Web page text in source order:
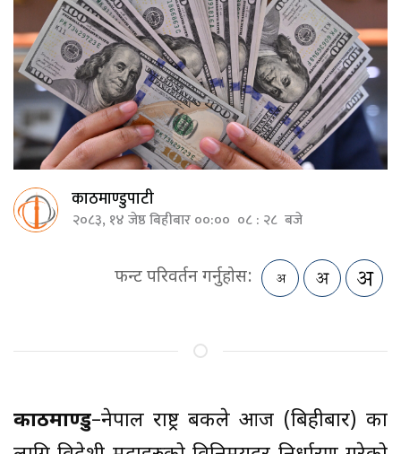
काठमाण्डुपाटी
२०८३, १४ जेष्ठ बिहीबार ००:०० ०८ : २८ बजे
फन्ट परिवर्तन गर्नुहोस:
काठमाण्डु–नेपाल राष्ट्र बैंकले आज (बिहीबार) का